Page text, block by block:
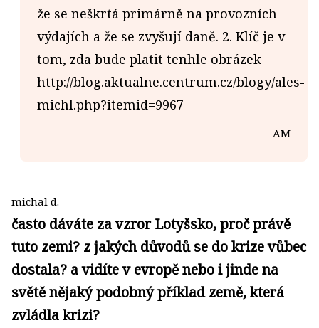
že se neškrtá primárně na provozních
výdajích a že se zvyšují daně. 2. Klíč je v
tom, zda bude platit tenhle obrázek
http://blog.aktualne.centrum.cz/blogy/ales-
michl.php?itemid=9967
AM
michal d.
často dáváte za vzror Lotyšsko, proč právě
tuto zemi? z jakých důvodů se do krize vůbec
dostala? a vidíte v evropě nebo i jinde na
světě nějaký podobný příklad země, která
zvládla krizi?